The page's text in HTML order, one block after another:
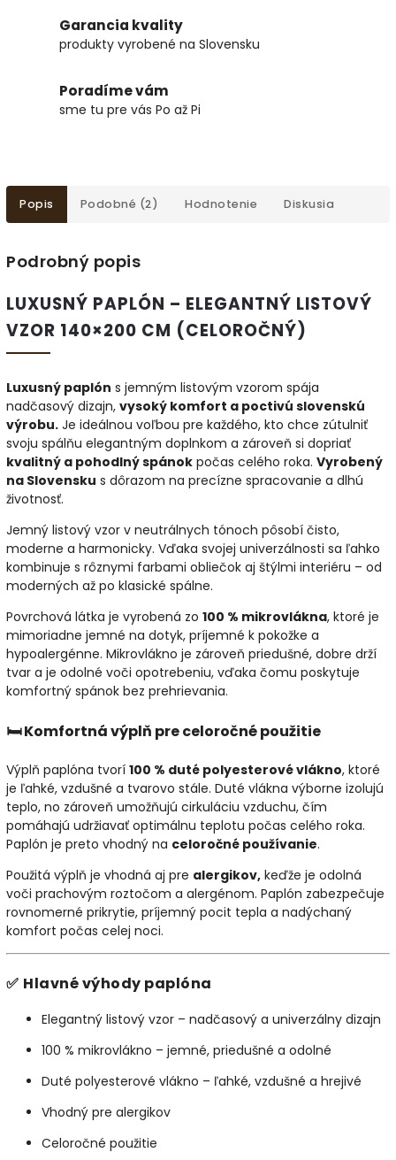
Garancia kvality
produkty vyrobené na Slovensku
Poradíme vám
sme tu pre vás Po až Pi
Popis Podobné (2) Hodnotenie Diskusia
Podrobný popis
LUXUSNÝ PAPLÓN – ELEGANTNÝ LISTOVÝ
VZOR 140×200 CM (CELOROČNÝ)
Luxusný paplón s jemným listovým vzorom spája
nadčasový dizajn, vysoký komfort a poctivú slovenskú
výrobu. Je ideálnou voľbou pre každého, kto chce zútulniť
svoju spálňu elegantným doplnkom a zároveň si dopriať
kvalitný a pohodlný spánok počas celého roka. Vyrobený
na Slovensku s dôrazom na precízne spracovanie a dlhú
životnosť.
Jemný listový vzor v neutrálnych tónoch pôsobí čisto,
moderne a harmonicky. Vďaka svojej univerzálnosti sa ľahko
kombinuje s rôznymi farbami obliečok aj štýlmi interiéru – od
moderných až po klasické spálne.
Povrchová látka je vyrobená zo 100 % mikrovlákna, ktoré je
mimoriadne jemné na dotyk, príjemné k pokožke a
hypoalergénne. Mikrovlákno je zároveň priedušné, dobre drží
tvar a je odolné voči opotrebeniu, vďaka čomu poskytuje
komfortný spánok bez prehrievania.
🛏️Komfortná výplň pre celoročné použitie
Výplň paplóna tvorí 100 % duté polyesterové vlákno, ktoré
je ľahké, vzdušné a tvarovo stále. Duté vlákna výborne izolujú
teplo, no zároveň umožňujú cirkuláciu vzduchu, čím
pomáhajú udržiavať optimálnu teplotu počas celého roka.
Paplón je preto vhodný na celoročné používanie.
Použitá výplň je vhodná aj pre alergikov, keďže je odolná
voči prachovým roztočom a alergénom. Paplón zabezpečuje
rovnomerné prikrytie, príjemný pocit tepla a nadýchaný
komfort počas celej noci.
✅ Hlavné výhody paplóna
Elegantný listový vzor – nadčasový a univerzálny dizajn
100 % mikrovlákno – jemné, priedušné a odolné
Duté polyesterové vlákno – ľahké, vzdušné a hrejivé
Vhodný pre alergikov
Celoročné použitie